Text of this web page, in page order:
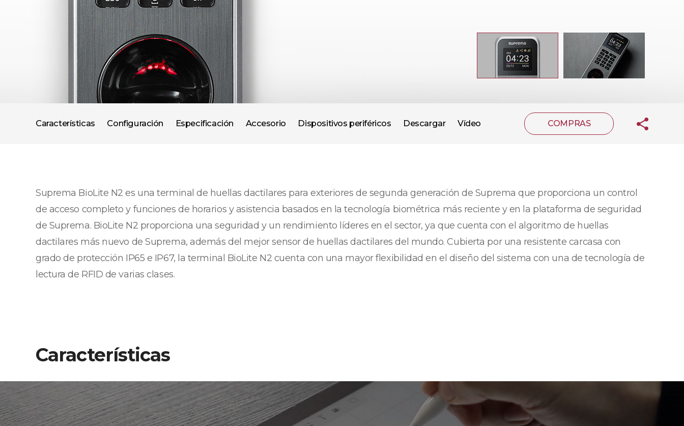
Características Configuración Especificación Accesorio Dispositivos periféricos Descargar Vídeo COMPRAS
Suprema BioLite N2 es una terminal de huellas dactilares para exteriores de segunda generación de Suprema que proporciona un control
de acceso completo y funciones de horarios y asistencia basados en la tecnología biométrica más reciente y en la plataforma de seguridad
de Suprema. BioLite N2 proporciona una seguridad y un rendimiento líderes en el sector, ya que cuenta con el algoritmo de huellas
dactilares más nuevo de Suprema, además del mejor sensor de huellas dactilares del mundo. Cubierta por una resistente carcasa con
grado de protección IP65 e IP67, la terminal BioLite N2 cuenta con una mayor flexibilidad en el diseño del sistema con una de tecnología de
lectura de RFID de varias clases.
Características